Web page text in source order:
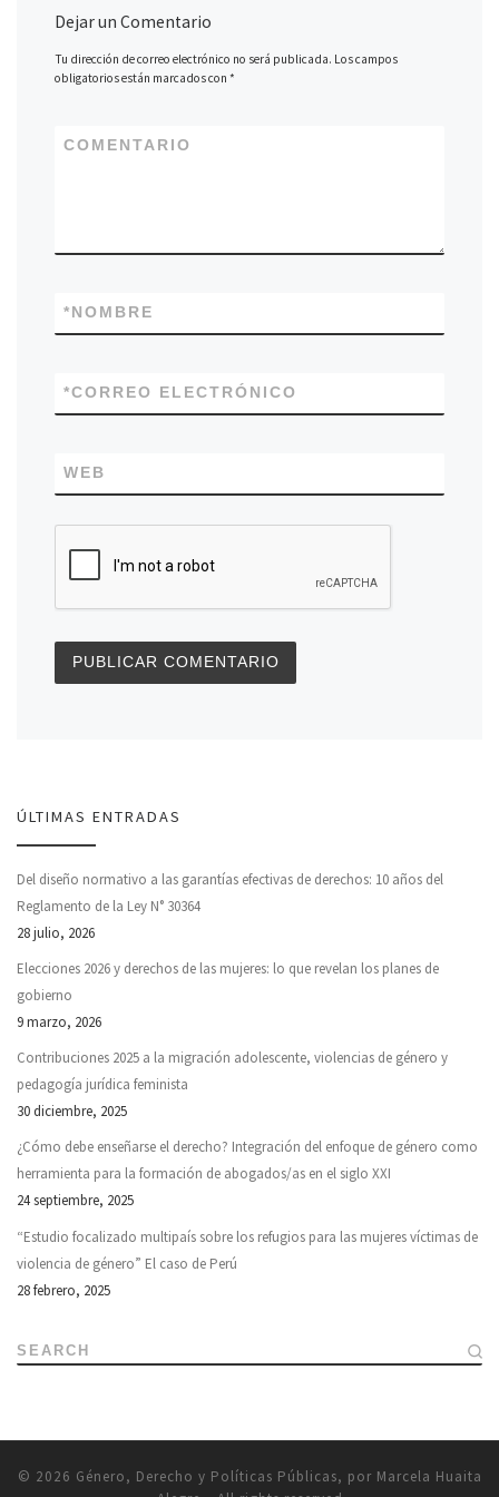
k
tir
Dejar un Comentario
Tu dirección de correo electrónico no será publicada. Los campos
obligatorios están marcados con*
COMENTARIO
NOMBRE
*
CORREO ELECTRÓNICO
*
WEB
ÚLTIMAS ENTRADAS
Del diseño normativo a las garantías efectivas de derechos: 10 años del
Reglamento de la Ley N° 30364
28 julio, 2026
Elecciones 2026 y derechos de las mujeres: lo que revelan los planes de
gobierno
9 marzo, 2026
Contribuciones 2025 a la migración adolescente, violencias de género y
pedagogía jurídica feminista
30 diciembre, 2025
¿Cómo debe enseñarse el derecho? Integración del enfoque de género como
herramienta para la formación de abogados/as en el siglo XXI
24 septiembre, 2025
“Estudio focalizado multipaís sobre los refugios para las mujeres víctimas de
violencia de género” El caso de Perú
28 febrero, 2025
SEARCH
© 2026 Género, Derecho y Políticas Públicas, por Marcela Huaita